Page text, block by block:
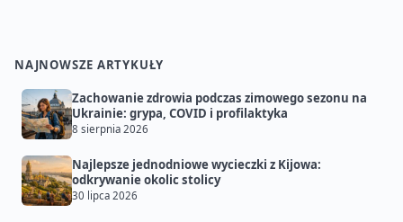
NAJNOWSZE ARTYKUŁY
Zachowanie zdrowia podczas zimowego sezonu na
Ukrainie: grypa, COVID i profilaktyka
8 sierpnia 2026
Najlepsze jednodniowe wycieczki z Kijowa:
odkrywanie okolic stolicy
30 lipca 2026